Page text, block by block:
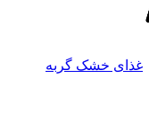
غذای خشک گربه